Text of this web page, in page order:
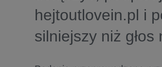
hejtoutlovein.pl i
silniejszy niż głos